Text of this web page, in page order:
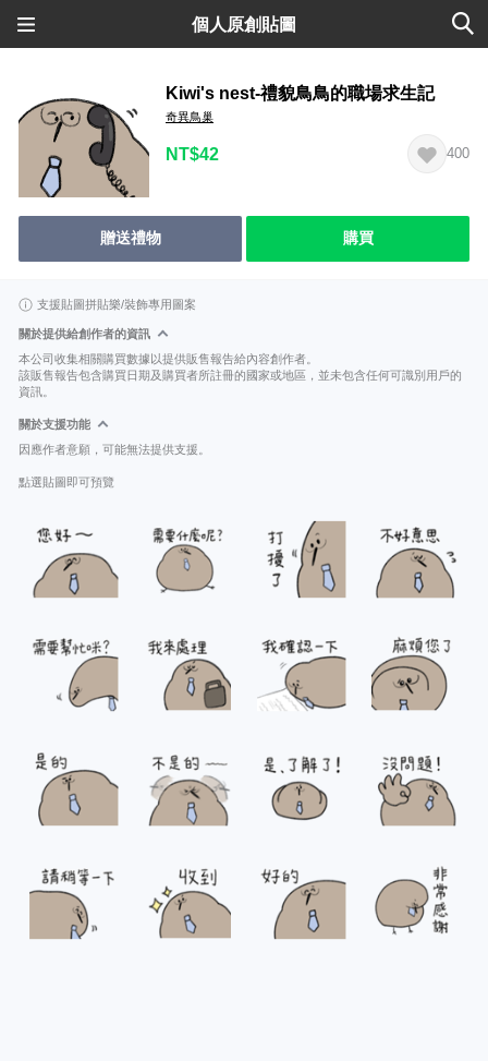
個人原創貼圖
Kiwi's nest-禮貌鳥鳥的職場求生記
奇異鳥巢
NT$42 400
贈送禮物 購買
支援貼圖拼貼樂/裝飾專用圖案
關於提供給創作者的資訊
本公司收集相關購買數據以提供販售報告給內容創作者。
該販售報告包含購買日期及購買者所註冊的國家或地區，並未包含任何可識別用戶的
資訊。
關於支援功能
因應作者意願，可能無法提供支援。
點選貼圖即可預覽